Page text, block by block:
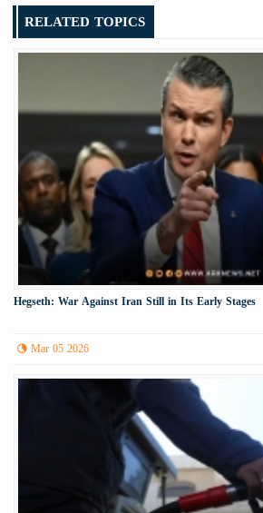
RELATED TOPICS
Hegseth: War Against Iran Still in Its Early Stages
Mar 05 2026